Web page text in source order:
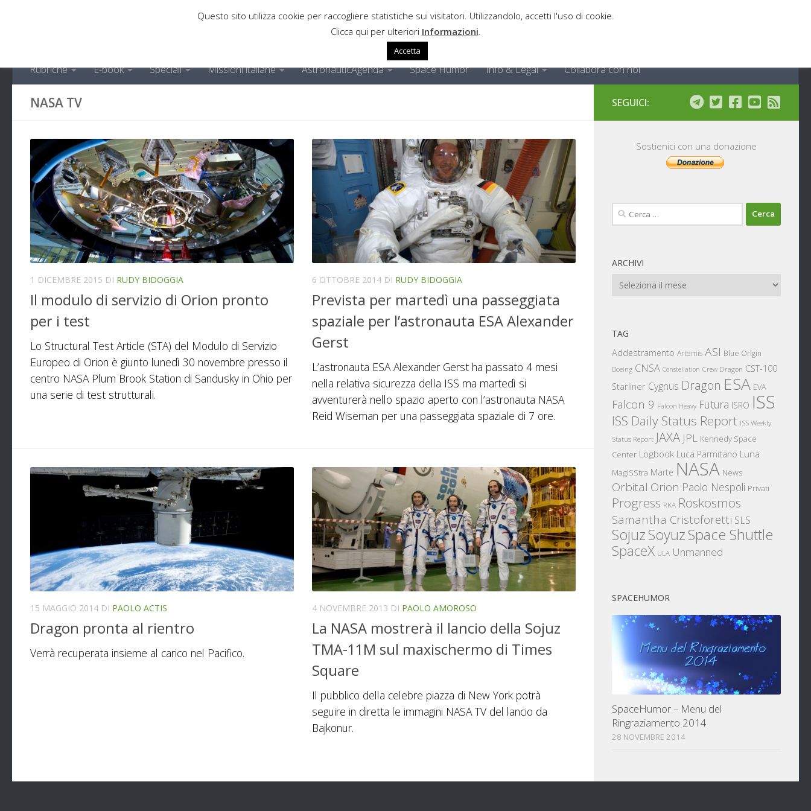
Rubriche E-book Speciali Missioni italiane AstronauticAgenda Space Humor Info & Legal Collabora con noi
NASA TV
1 DICEMBRE 2015 DI RUDY BIDOGGIA
Il modulo di servizio di Orion pronto
per i test
Lo Structural Test Article (STA) del Modulo di Servizio
Europeo di Orion è giunto lunedì 30 novembre presso il
centro NASA Plum Brook Station di Sandusky in Ohio per
una serie di test strutturali.
6 OTTOBRE 2014 DI RUDY BIDOGGIA
Prevista per martedì una passeggiata
spaziale per l’astronauta ESA Alexander
Gerst
L’astronauta ESA Alexander Gerst ha passato 4 mesi
nella relativa sicurezza della ISS ma martedì si
avventurerà nello spazio aperto con l’astronauta NASA
Reid Wiseman per una passeggiata spaziale di 7 ore.
15 MAGGIO 2014 DI PAOLO ACTIS
Dragon pronta al rientro
Verrà recuperata insieme al carico nel Pacifico.
4 NOVEMBRE 2013 DI PAOLO AMOROSO
La NASA mostrerà il lancio della Sojuz
TMA-11M sul maxischermo di Times
Square
Il pubblico della celebre piazza di New York potrà
seguire in diretta le immagini NASA TV del lancio da
Bajkonur.
SEGUICI:
Sostienici con una donazione
Ricerca
per:
ARCHIVI
Archivi
TAG
Addestramento Artemis ASI Blue Origin
Boeing CNSA Constellation Crew Dragon CST-100
Starliner Cygnus Dragon ESA EVA
Falcon 9 Falcon Heavy Futura ISRO ISS
ISS Daily Status Report ISS Weekly
Status Report JAXA JPL Kennedy Space
Center Logbook Luca Parmitano Luna
MagISStra Marte NASA News
Orbital Orion Paolo Nespoli Privati
Progress RKA Roskosmos
Samantha Cristoforetti SLS
SojuzSoyuzSpace Shuttle
SpaceX ULA Unmanned
SPACEHUMOR
SpaceHumor – Menu del
Ringraziamento 2014
28 NOVEMBRE 2014
Questo sito utilizza cookie per raccogliere statistiche sui visitatori. Utilizzandolo, accetti l'uso di cookie.
Clicca qui per ulteriori Informazioni
Accetta